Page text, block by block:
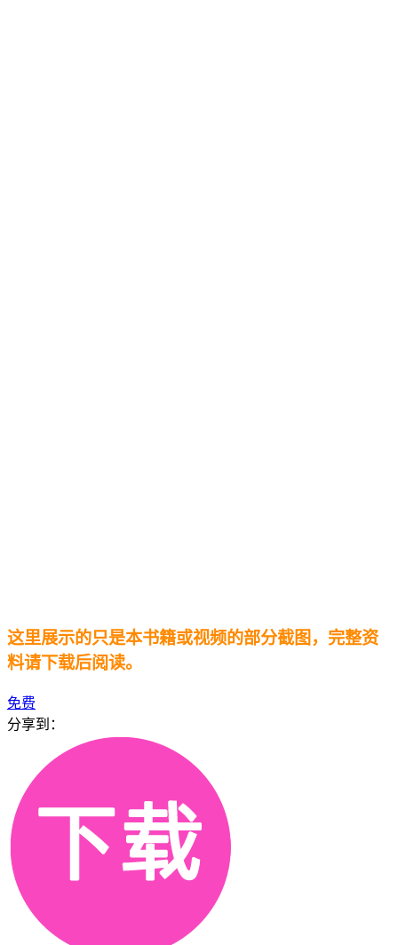
这里展示的只是本书籍或视频的部分截图，完整资
料请下载后阅读。
免费
分享到：